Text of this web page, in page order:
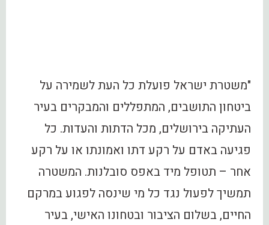
"משטרת ישראל פועלת כל העת לשמירה על
ביטחון התושבים, המתפללים והמבקרים בעיר
העתיקה בירושלים, מכל הדתות והעדות. כל
פגיעה באדם על רקע דתו ואמונתו או על רקע
אחר – תטופל מיד באפס סובלנות. המשטרה
תמשיך לפעול נגד כל מי שינסה לפגוע במרקם
החיים, בשלום הציבור ובטחונו האישי, בעיר